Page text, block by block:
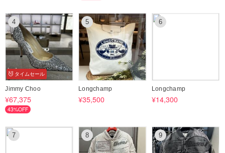
オプションではございますがこちらのBUYMA安心プラス補償に加入す
ると万が一の際にも安心です。
1.紛失補償制度
2.品質補償（初期不良補償）制度
3.返品補償制度
購入時に商品代金の1.47%（税込み）、2万円以下は一律293円（税込
み）をお支払いいただくだけで補償内容が拡大す「あんしんプラス」が
4
タイムセール
Jimmy Choo
¥67,375
43%OFF
5
Longchamp
¥35,500
6
Longchamp
¥14,300
7 8 9